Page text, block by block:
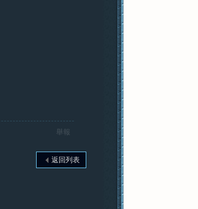
舉報
返回列表